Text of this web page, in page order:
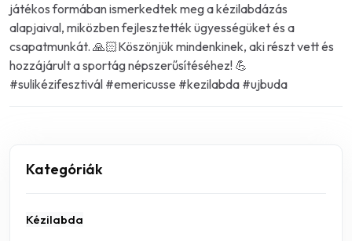
játékos formában ismerkedtek meg a kézilabdázás
alapjaival, miközben fejlesztették ügyességüket és a
csapatmunkát. 🙏🏻Köszönjük mindenkinek, aki részt vett és
hozzájárult a sportág népszerűsítéséhez! 💪
#sulikézifesztivál #emericusse #kezilabda #ujbuda
Kategóriák
Kézilabda